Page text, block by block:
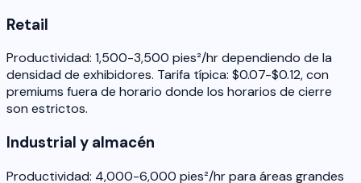
Retail
Productividad: 1,500-3,500 pies²/hr dependiendo de la
densidad de exhibidores. Tarifa típica: $0.07-$0.12, con
premiums fuera de horario donde los horarios de cierre
son estrictos.
Industrial y almacén
Productividad: 4,000-6,000 pies²/hr para áreas grandes